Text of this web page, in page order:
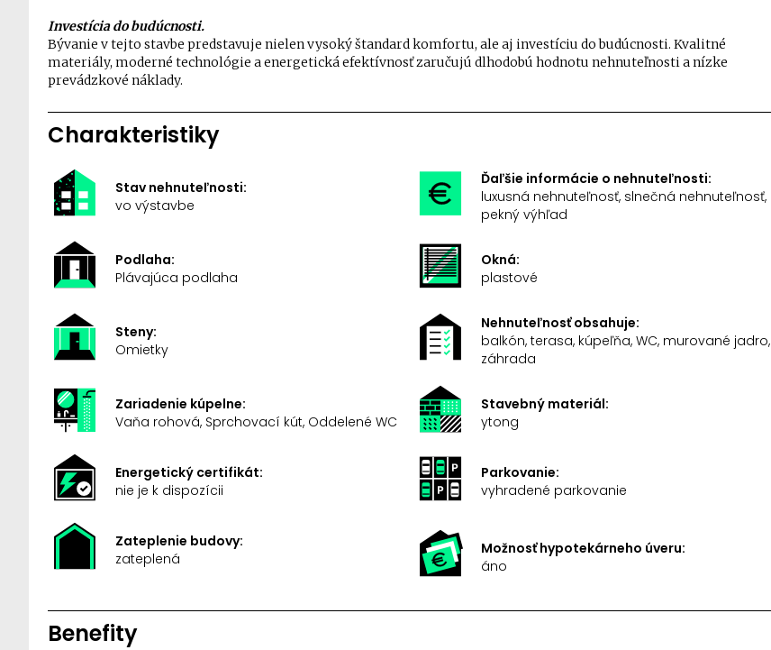
Investícia do budúcnosti.
Bývanie v tejto stavbe predstavuje nielen vysoký štandard komfortu, ale aj investíciu do budúcnosti. Kvalitné
materiály, moderné technológie a energetická efektívnosť zaručujú dlhodobú hodnotu nehnuteľnosti a nízke
prevádzkové náklady.
Charakteristiky
Stav nehnuteľnosti:
vo výstavbe
Ďaľšie informácie o nehnuteľnosti:
luxusná nehnuteľnosť, slnečná nehnuteľnosť,
pekný výhľad
Podlaha:
Plávajúca podlaha
Okná:
plastové
Steny:
Omietky
Nehnuteľnosť obsahuje:
balkón, terasa, kúpeľňa, WC, murované jadro,
záhrada
Zariadenie kúpelne:
Vaňa rohová, Sprchovací kút, Oddelené WC
Stavebný materiál:
ytong
Energetický certifikát:
nie je k dispozícii
Parkovanie:
vyhradené parkovanie
Zateplenie budovy:
zateplená
Možnosť hypotekárneho úveru:
áno
Benefity